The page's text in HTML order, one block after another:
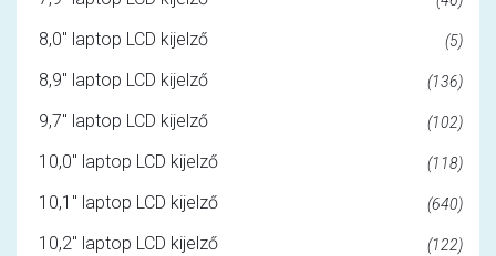
8,0" laptop LCD kijelző (5)
8,9" laptop LCD kijelző (136)
9,7" laptop LCD kijelző (102)
10,0" laptop LCD kijelző (118)
10,1" laptop LCD kijelző (640)
10,2" laptop LCD kijelző (122)